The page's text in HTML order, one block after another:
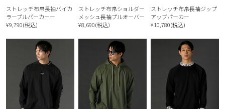
ストレッチ布帛長袖バイカ
ラープルパーカーー
¥9,790(税込)
ストレッチ布帛ショルダー
メッシュ長袖プルオーバー
¥8,690(税込)
ストレッチ布帛長袖ジップ
アップパーカー
¥10,780(税込)